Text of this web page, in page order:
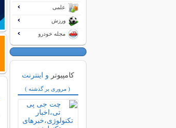
علمی
ورزش
مجله خودرو
کامپیوتر و اینترنت
( مروری بر گذشته )